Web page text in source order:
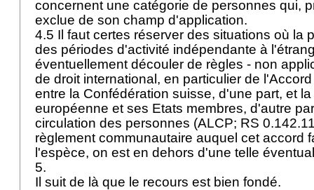
concernent une catégorie de personnes qui,
exclue de son champ d'application.
4.5 Il faut certes réserver des situations où la
des périodes d'activité indépendante à
éventuellement découler de règles - non
de droit international, en particulier de
entre la Confédération suisse, d'une part, et
européenne et ses Etats membres, d'autre
circulation des personnes (ALCP; RS
règlement communautaire auquel cet accord
l'espèce, on est en dehors d'une telle
5.
Il suit de là que le recours est bien fondé.